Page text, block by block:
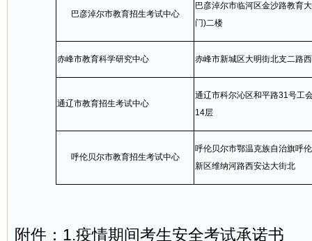
巴彦淖尔市教育招生考试中心
巴彦淖尔市临河区金沙路教育
门)二楼
赤峰市教育科学研究中心 赤峰市新城区大明街北支二路西
通辽市教育招生考试中心
通辽市科尔沁区和平路31号工
14层
呼伦贝尔市教育招生考试中心
呼伦贝尔市鄂温克族自治旗呼
新区维纳河路西安达大街北
附件：1.疫情期间考生安全考试承诺书